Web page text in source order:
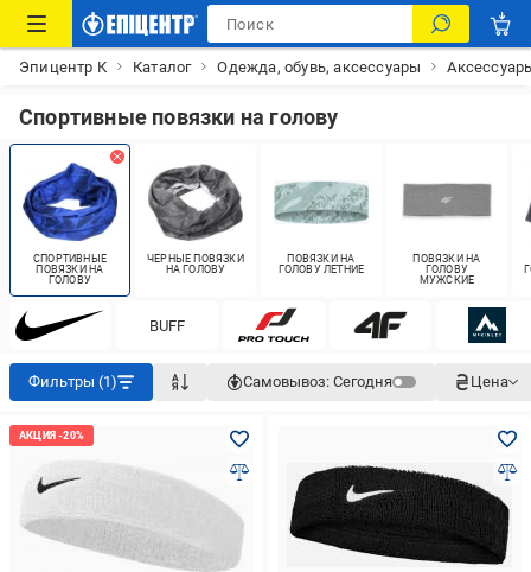
Эпицентр К Каталог Одежда, обувь, аксессуары
Спортивные повязки на голову
СПОРТИВНЫЕ
ПОВЯЗКИ НА
ГОЛОВУ
ЧЕРНЫЕ ПОВЯЗКИ
НА ГОЛОВУ
ПОВЯЗКИ НА
ГОЛОВУ ЛЕТНИЕ
ПОВЯЗКИ НА
ГОЛОВУ
МУЖСКИЕ
BUFF
Фильтры (1) Самовывоз: Сегодня Цена